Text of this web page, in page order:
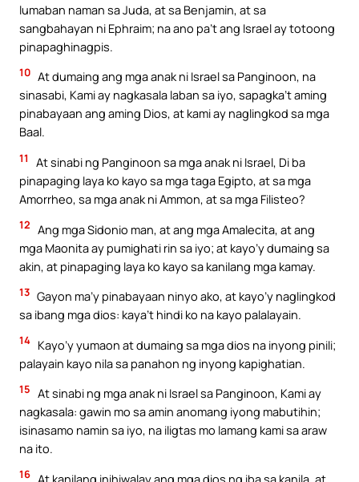
lumaban naman sa Juda, at sa Benjamin, at sa
sangbahayan ni Ephraim; na ano pa’t ang Israel ay totoong
pinapaghinagpis.
10 At dumaing ang mga anak ni Israel sa Panginoon, na
sinasabi, Kami ay nagkasala laban sa iyo, sapagka’t aming
pinabayaan ang aming Dios, at kami ay naglingkod sa mga
Baal.
11
At sinabi ng Panginoon sa mga anak ni Israel, Di ba
pinapaging laya ko kayo sa mga taga Egipto, at sa mga
Amorrheo, sa mga anak ni Ammon, at sa mga Filisteo?
12 Ang mga Sidonio man, at ang mga Amalecita, at ang
mga Maonita ay pumighati rin sa iyo; at kayo’y dumaing sa
akin, at pinapaging laya ko kayo sa kanilang mga kamay.
13 Gayon ma’y pinabayaan ninyo ako, at kayo’y naglingkod
sa ibang mga dios: kaya’t hindi ko na kayo palalayain.
14 Kayo’y yumaon at dumaing sa mga dios na inyong pinili;
palayain kayo nila sa panahon ng inyong kapighatian.
15 At sinabi ng mga anak ni Israel sa Panginoon, Kami ay
nagkasala: gawin mo sa amin anomang iyong mabutihin;
isinasamo namin sa iyo, na iligtas mo lamang kami sa araw
na ito.
16 At kanilang inihiwalay ang mga dios ng iba sa kanila, at